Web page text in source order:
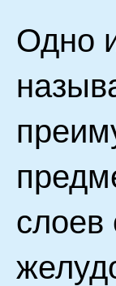
Одно
слоев